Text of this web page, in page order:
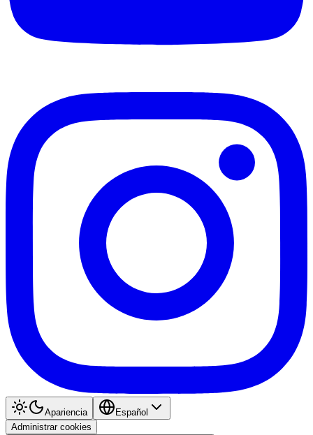
Apariencia
Español
Administrar cookies